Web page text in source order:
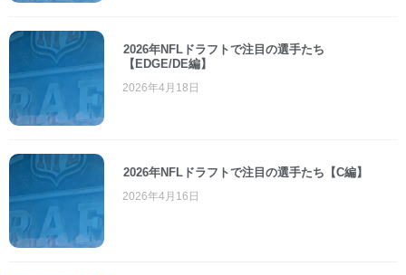
2026年NFLドラフトで注目の選手たち
【EDGE/DE編】
2026年4月18日
2026年NFLドラフトで注目の選手たち【C編】
2026年4月16日